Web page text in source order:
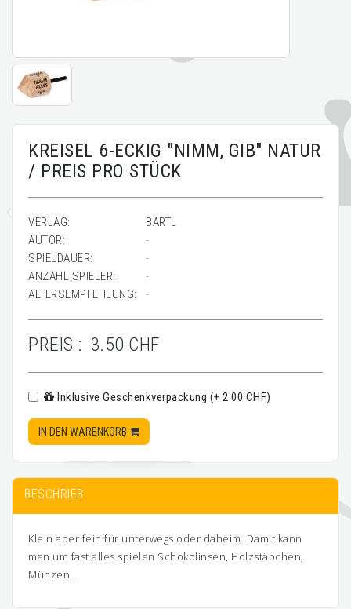
KREISEL 6-ECKIG "NIMM, GIB" NATUR
/ PREIS PRO STÜCK
VERLAG:
BARTL
AUTOR:
-
SPIELDAUER:
-
ANZAHL SPIELER:
-
ALTERSEMPFEHLUNG:
-
PREIS : 3.50 CHF
Inklusive Geschenkverpackung (+ 2.00 CHF)
IN DEN WARENKORB
BESCHRIEB
Klein aber fein für unterwegs oder daheim. Damit kann
man um fast alles spielen Schokolinsen, Holzstäbchen,
Münzen…